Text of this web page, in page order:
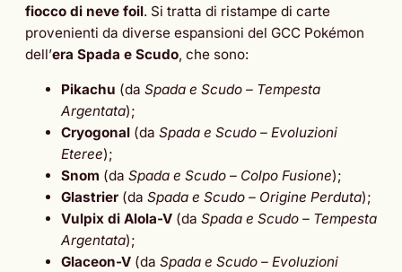
fiocco di neve foil. Si tratta di ristampe di carte
provenienti da diverse espansioni del GCC Pokémon
dell’era Spada e Scudo, che sono:
Pikachu (da Spada e Scudo – Tempesta
Argentata);
Cryogonal (da Spada e Scudo – Evoluzioni
Eteree);
Snom (da Spada e Scudo – Colpo Fusione);
Glastrier (da Spada e Scudo – Origine Perduta);
Vulpix di Alola-V (da Spada e Scudo – Tempesta
Argentata);
Glaceon-V (da Spada e Scudo – Evoluzioni